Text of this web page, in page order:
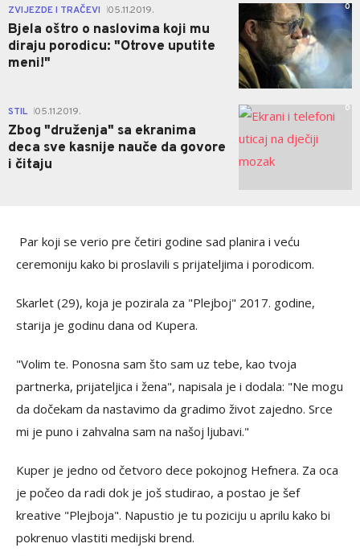
ZVIJEZDE I TRAČEVI 05.11.2019.
Bjela oštro o naslovima koji mu
diraju porodicu: "Otrove uputite
meni!"
0
STIL 05.11.2019.
Zbog "druženja" sa ekranima
deca sve kasnije nauče da govore
i čitaju
0
Par koji se verio pre četiri godine sad planira i veću
ceremoniju kako bi proslavili s prijateljima i porodicom.
Skarlet (29), koja je pozirala za "Plejboj" 2017. godine,
starija je godinu dana od Kupera.
"Volim te. Ponosna sam što sam uz tebe, kao tvoja
partnerka, prijateljica i žena", napisala je i dodala: "Ne mogu
da dočekam da nastavimo da gradimo život zajedno. Srce
mi je puno i zahvalna sam na našoj ljubavi."
Kuper je jedno od četvoro dece pokojnog Hefnera. Za oca
je počeo da radi dok je još studirao, a postao je šef
kreative "Plejboja". Napustio je tu poziciju u aprilu kako bi
pokrenuo vlastiti medijski brend.